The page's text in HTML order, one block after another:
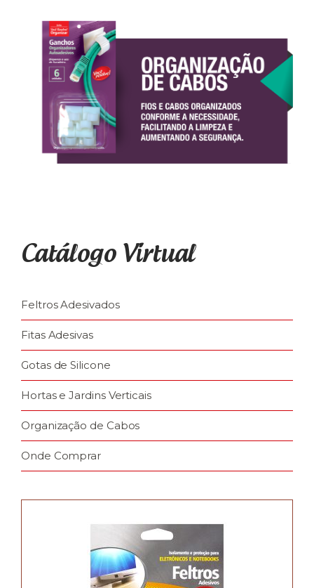
Catálogo Virtual
Feltros Adesivados
Fitas Adesivas
Gotas de Silicone
Hortas e Jardins Verticais
Organização de Cabos
Onde Comprar